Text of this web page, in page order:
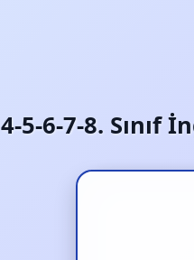
4-5-6-7-8. Sınıf